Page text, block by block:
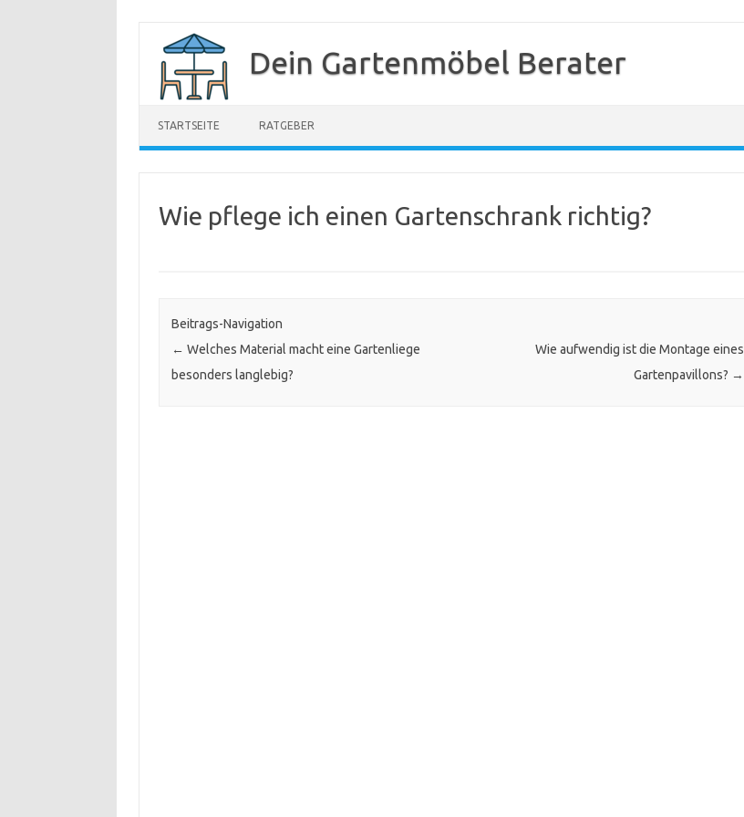
springen
Dein Gartenmöbel Berater
STARTSEITE RATGEBER
Wie pflege ich einen Gartenschrank richtig?
Beitrags-Navigation
← Welches Material macht eine Gartenliege
besonders langlebig?
Wie aufwendig ist die Montage eines
Gartenpavillons? →